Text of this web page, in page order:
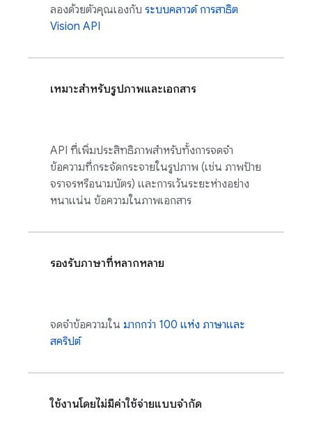
ลองด้วยตัวคุณเองกับ ระบบคลาวด์ การสาธิต
Vision API
เหมาะสำหรับรูปภาพและเอกสาร
API ที่เพิ่มประสิทธิภาพสำหรับทั้งการจดจำ
ข้อความที่กระจัดกระจายในรูปภาพ (เช่น ภาพป้าย
จราจรหรือนามบัตร) และการเว้นระยะห่างอย่าง
หนาแน่น ข้อความในภาพเอกสาร
รองรับภาษาที่หลากหลาย
จดจำข้อความใน มากกว่า 100 แห่ง ภาษาและ
สคริปต์
ใช้งานโดยไม่มีค่าใช้จ่ายแบบจำกัด